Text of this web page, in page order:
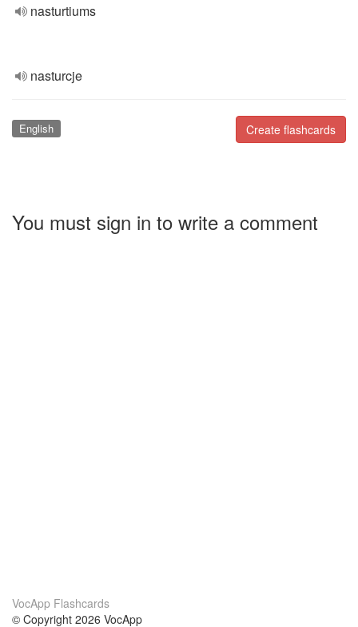
nasturtiums
nasturcje
Create flashcards
English
You must sign in to write a comment
VocApp Flashcards
© Copyright 2026 VocApp